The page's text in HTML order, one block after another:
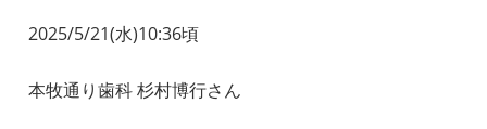
放
送
2025/5/21(水)10:36頃
本牧通り歯科 杉村博行さん